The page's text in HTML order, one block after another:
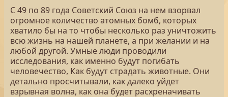
С 49 по 89 года Советский Союз на нем взорвал
огромное количество атомных бомб, которых
хватило бы на то чтобы несколько раз уничтожить
всю жизнь на нашей планете, а при желании и на
любой другой. Умные люди проводили
исследования, как именно будут погибать
человечество, Как будут страдать животные. Они
детально просчитывали, как далеко уйдет
взрывная волна, как она будет расхреначивать